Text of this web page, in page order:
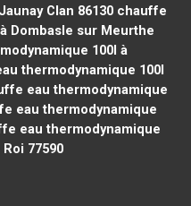
Clan 86130 chauffe
Dombasle sur Meurthe
100l à
thermodynamique 100l
eau thermodynamique
eau thermodynamique
eau thermodynamique
77590